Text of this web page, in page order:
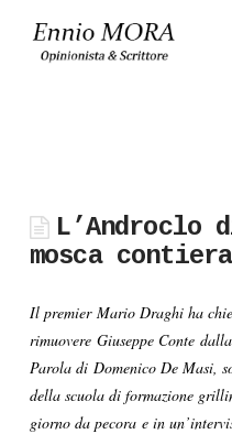
Ennio
L’Androclo
mosca contiera
Il premier Mario Draghi ha
rimuovere Giuseppe Conte
Parola di Domenico De Masi,
della scuola di formazione
giorno da pecora e in